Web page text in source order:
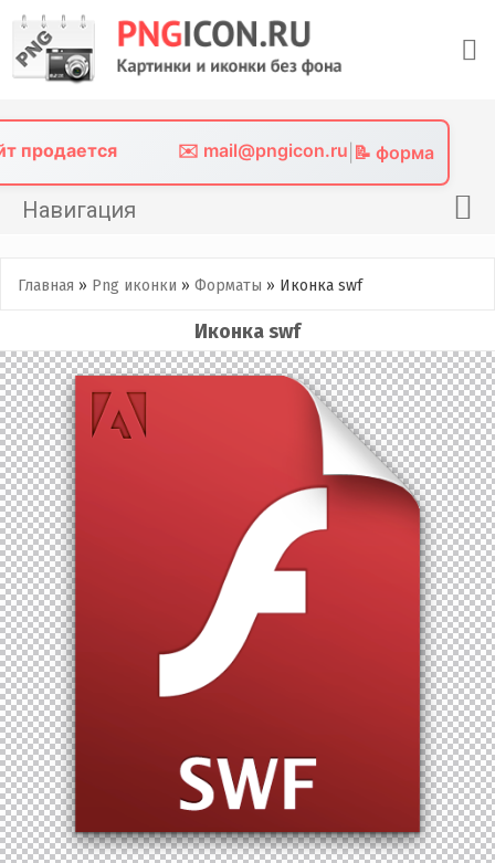
content
продается ✉️ mail@pngicon.ru 📝 форма
Навигация
Png иконки
Фото без фона
Контакты
Главная » Png иконки » Форматы » Иконка swf
Иконка swf